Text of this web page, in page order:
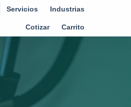
Servicios Industrias
Cotizar Carrito